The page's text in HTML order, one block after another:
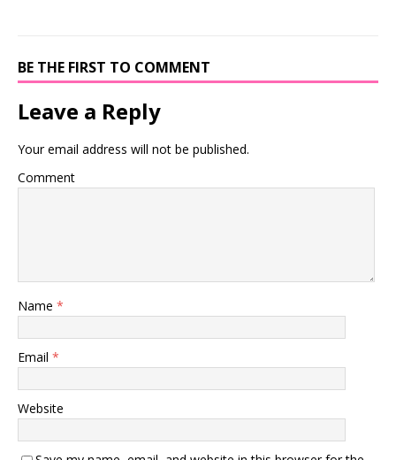
BE THE FIRST TO COMMENT
Leave a Reply
Your email address will not be published.
Comment
Name *
Email *
Website